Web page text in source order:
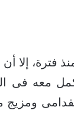
فترة، إلا
معه فى
30 لاعبا بين الجدد